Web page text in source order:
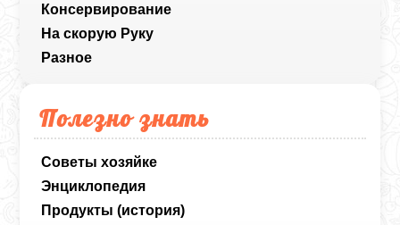
Консервирование
На скорую Руку
Разное
Полезно знать
Советы хозяйке
Энциклопедия
Продукты (история)